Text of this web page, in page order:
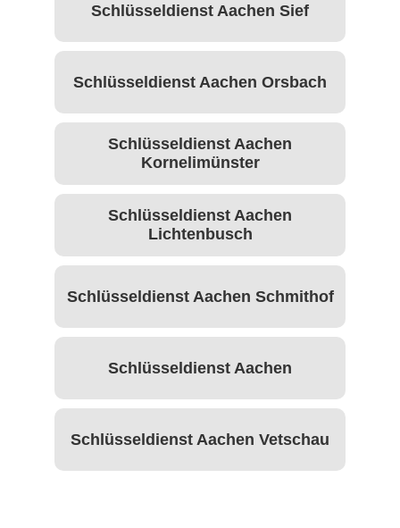
Schlüsseldienst Aachen Sief
Schlüsseldienst Aachen Orsbach
Schlüsseldienst Aachen
Kornelimünster
Schlüsseldienst Aachen
Lichtenbusch
Schlüsseldienst Aachen Schmithof
Schlüsseldienst Aachen
Schlüsseldienst Aachen Vetschau